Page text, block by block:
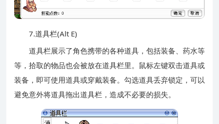
7.道具栏(Alt E)
道具栏展示了角色携带的各种道具，包括装备、药水等
等，拾取的物品也会被放在道具栏里。鼠标左键双击道具或
装备，即可使用道具或穿戴装备。勾选道具丢弃锁定，可以
避免意外将道具拖出道具栏，造成不必要的损失。